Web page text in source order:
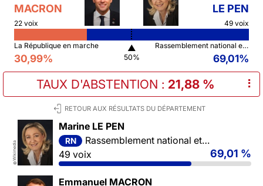
MACRON
22 voix
LE PEN
49 voix
La République en marche
30,99%
▲
50%
Rassemblement national et ses alliés
69,01%
TAUX D'ABSTENTION : 21,88 % ⠇
RETOUR AUX RÉSULTATS DU DÉPARTEMENT
©
Wikimedia
Marine LE PEN
RN
Rassemblement national et ses alliés
49 voix
69,01 %
Emmanuel MACRON